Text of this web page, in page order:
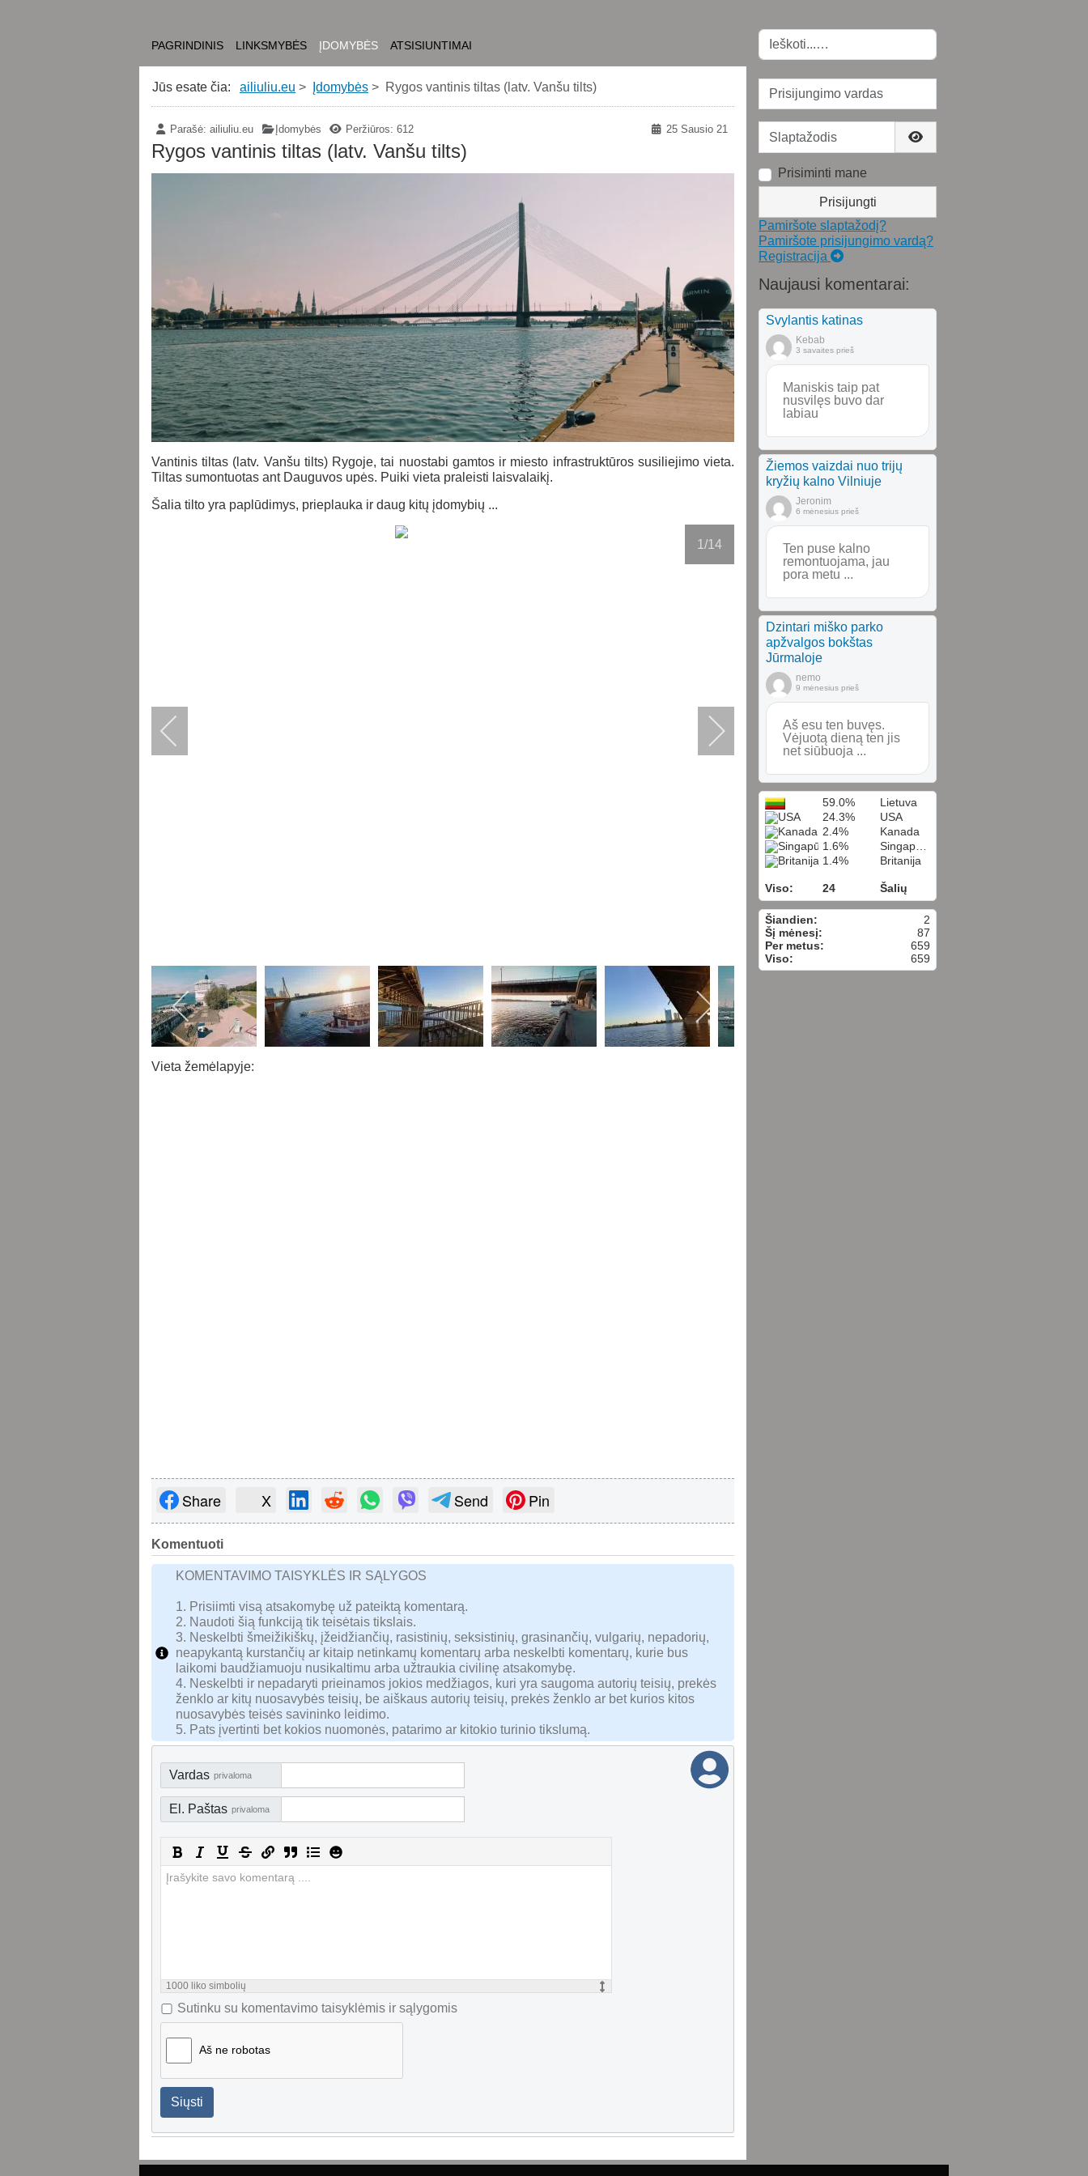
PAGRINDINIS LINKSMYBĖS ĮDOMYBĖS ATSISIUNTIMAI
Paieška
Jūs esate čia: ailiuliu.eu Įdomybės Rygos vantinis tiltas (latv. Vanšu tilts)
Parašė:ailiuliu.eu Įdomybės 25 Sausio 21
Peržiūros: 612
Rygos vantinis tiltas (latv. Vanšu tilts)
Vantinis tiltas (latv. Vanšu tilts) Rygoje, tai nuostabi gamtos ir miesto infrastruktūros susiliejimo vieta.
Tiltas sumontuotas ant Dauguvos upės. Puiki vieta praleisti laisvalaikį.
Šalia tilto yra paplūdimys, prieplauka ir daug kitų įdomybių ...
1 /14
Vieta žemėlapyje:
Share X Send Pin
Komentuoti
KOMENTAVIMO TAISYKLĖS IR SĄLYGOS
1. Prisiimti visą atsakomybę už pateiktą komentarą.
2. Naudoti šią funkciją tik teisėtais tikslais.
3. Neskelbti šmeižikiškų, įžeidžiančių, rasistinių, seksistinių, grasinančių, vulgarių, nepadorių,
neapykantą kurstančių ar kitaip netinkamų komentarų arba neskelbti komentarų, kurie bus
laikomi baudžiamuoju nusikaltimu arba užtraukia civilinę atsakomybę.
4. Neskelbti ir nepadaryti prieinamos jokios medžiagos, kuri yra saugoma autorių teisių, prekės
ženklo ar kitų nuosavybės teisių, be aiškaus autorių teisių, prekės ženklo ar bet kurios kitos
nuosavybės teisės savininko leidimo.
5. Pats įvertinti bet kokios nuomonės, patarimo ar kitokio turinio tikslumą.
Vardas privaloma
El. Paštas privaloma
1000 liko simbolių
Sutinku su komentavimo taisyklėmis ir sąlygomis
Aš ne robotas
Siųsti
Prisijungimo vardas
Slaptažodis
Prisiminti mane
Prisijungti
Pamiršote slaptažodį?
Pamiršote prisijungimo vardą?
Registracija
Naujausi komentarai:
Svylantis katinas
Kebab
3 savaites prieš
Maniskis taip pat
nusvilęs buvo dar
labiau
Žiemos vaizdai nuo trijų
kryžių kalno Vilniuje
Jeronim
6 mėnesius prieš
Ten puse kalno
remontuojama, jau
pora metu ...
Dzintari miško parko
apžvalgos bokštas
Jūrmaloje
nemo
9 mėnesius prieš
Aš esu ten buvęs.
Vėjuotą dieną ten jis
net siūbuoja ...
59.0%
Lietuva
24.3%
USA
2.4%
Kanada
1.6%
Singapūras
1.4%
Britanija
Viso: 24 Šalių
Šiandien:
2
Šį mėnesį:
87
Per metus:
659
Viso:
659